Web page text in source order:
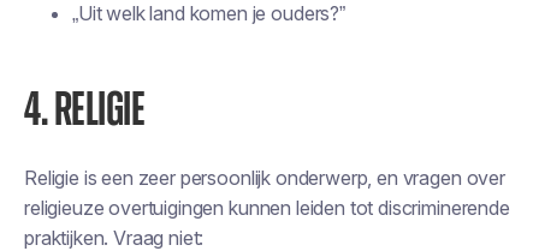
„Uit welk land komen je ouders?”
4. RELIGIE
Religie is een zeer persoonlijk onderwerp, en vragen over
religieuze overtuigingen kunnen leiden tot discriminerende
praktijken. Vraag niet: